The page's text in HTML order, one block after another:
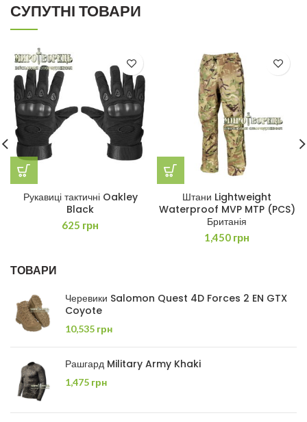
СУПУТНІ ТОВАРИ
Рукавиці тактичні Oakley
Black
625 грн
Штани Lightweight
Waterproof MVP MTP (PCS)
Британія
1,450 грн
ТОВАРИ
Черевики Salomon Quest 4D Forces 2 EN GTX
Coyote
10,535 грн
Рашгард Military Army Khaki
1,475 грн